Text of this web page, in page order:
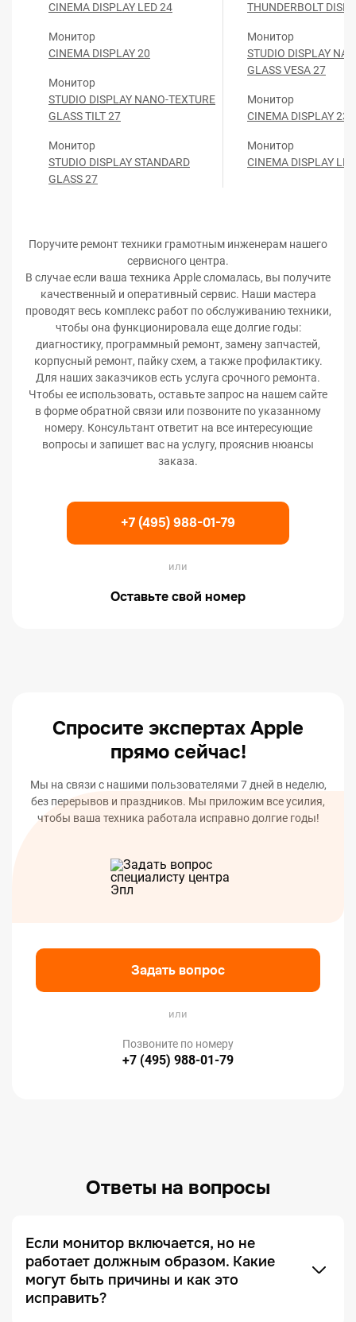
CINEMA DISPLAY LED 24
Монитор
CINEMA DISPLAY 20
Монитор
STUDIO DISPLAY NANO-TEXTURE
GLASS TILT 27
Монитор
STUDIO DISPLAY STANDARD
GLASS 27
THUNDERBOLT
Монитор
STUDIO DISPLAY
GLASS VESA 27
Монитор
CINEMA DISPLAY 23
Монитор
CINEMA DISPLAY
Поручите ремонт техники грамотным инженерам нашего
сервисного центра.
В случае если ваша техника Apple сломалась, вы получите
качественный и оперативный сервис. Наши мастера
проводят весь комплекс работ по обслуживанию техники,
чтобы она функционировала еще долгие годы:
диагностику, программный ремонт, замену запчастей,
корпусный ремонт, пайку схем, а также профилактику.
Для наших заказчиков есть услуга срочного ремонта.
Чтобы ее использовать, оставьте запрос на нашем сайте
в форме обратной связи или позвоните по указанному
номеру. Консультант ответит на все интересующие
вопросы и запишет вас на услугу, прояснив нюансы
заказа.
+7 (495) 988-01-79
или
Оставьте свой номер
Спросите экспертах Apple
прямо сейчас!
Мы на связи с нашими пользователями 7 дней в неделю,
без перерывов и праздников. Мы приложим все усилия,
чтобы ваша техника работала исправно долгие годы!
Задать вопрос
или
Позвоните по номеру
+7 (495) 988-01-79
Ответы на вопросы
Если монитор включается, но не
работает должным образом. Какие
могут быть причины и как это
исправить?